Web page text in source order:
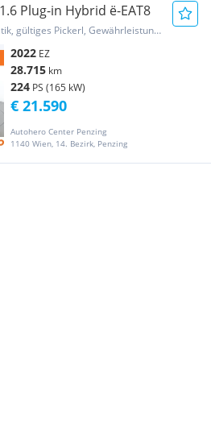
Plug-in Hybrid ë-EAT8
Hybrid Elektro/Benzin, Automatik, gültiges Pickerl, Gewährleistung, Garantie
2022 EZ
28.715 km
224 PS (165 kW)
Autohero Center Penzing
1140 Wien, 14. Bezirk, Penzing
€ 21.590